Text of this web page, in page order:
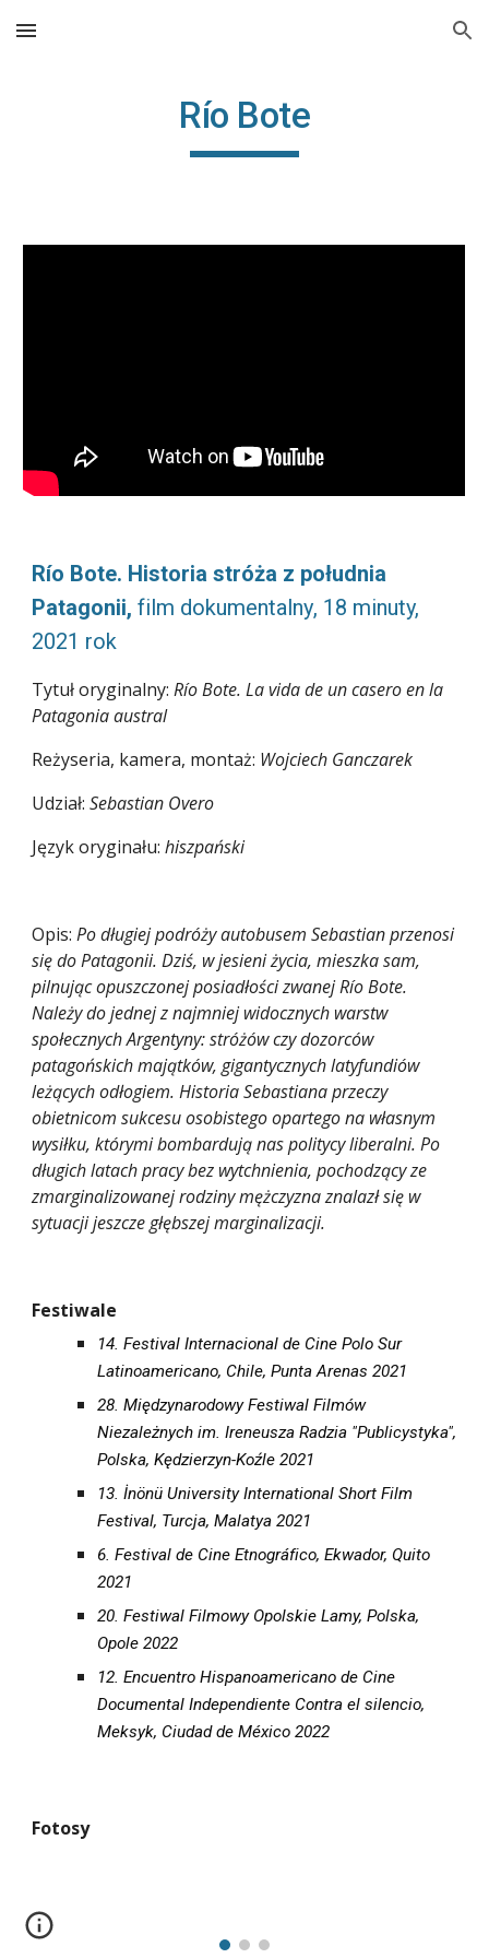
Skip to main content Skip to navigation
Río Bote
Río Bote. Historia stróża z południa
Patagonii, film dokumentalny, 18 minuty,
2021 rok
Tytuł oryginalny: Río Bote. La vida de un casero en la
Patagonia austral
Reżyseria, kamera, montaż: Wojciech Ganczarek
Udział: Sebastian Overo
Język oryginału: hiszpański
Opis: Po długiej podróży autobusem Sebastian przenosi
się do Patagonii. Dziś, w jesieni życia, mieszka sam,
pilnując opuszczonej posiadłości zwanej Río Bote.
Należy do jednej z najmniej widocznych warstw
społecznych Argentyny: stróżów czy dozorców
patagońskich majątków, gigantycznych latyfundiów
leżących odłogiem. Historia Sebastiana przeczy
obietnicom sukcesu osobistego opartego na własnym
wysiłku, którymi bombardują nas politycy liberalni. Po
długich latach pracy bez wytchnienia, pochodzący ze
zmarginalizowanej rodziny mężczyzna znalazł się w
sytuacji jeszcze głębszej marginalizacji.
Festiwale
14. Festival Internacional de Cine Polo Sur
Latinoamericano, Chile, Punta Arenas 2021
28. Międzynarodowy Festiwal Filmów
Niezależnych im. Ireneusza Radzia "Publicystyka",
Polska, Kędzierzyn-Koźle 2021
13. İnönü University International Short Film
Festival, Turcja, Malatya 2021
6. Festival de Cine Etnográfico, Ekwador, Quito
2021
20. Festiwal Filmowy Opolskie Lamy, Polska,
Opole 2022
12. Encuentro Hispanoamericano de Cine
Documental Independiente Contra el silencio,
Meksyk, Ciudad de México 2022
Fotosy